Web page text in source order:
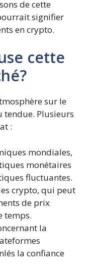
de cette
signifier
en crypto.
cette
sur le
tendue. Plusieurs
:
mondiales,
monétaires
fluctuantes.
crypto, qui peut
de prix
temps.
la
la confiance